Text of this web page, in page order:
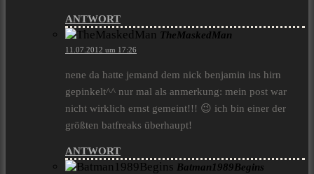
ANTWORT
TheMaskedMan
11.07.2012 um 17:26
nene da hatte jemand dem nick benjamin ins hirn
gepinkelt^^ nur mal als anmerkung: mein post war
nicht wirklich ernst gemeint!!! 😉 ich bin einer der
größten batfreaks überhaupt!
ANTWORT
Batman1989Begins